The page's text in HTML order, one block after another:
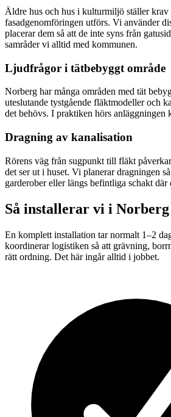
Äldre hus och hus i kulturmiljö ställer krav
fasadgenomföringen utförs. Vi använder
placerar dem så att de inte syns från
samråder vi alltid med kommunen.
Ljudfrågor i tätbebyggt område
Norberg har många områden med tät
uteslutande tystgående fläktmodeller och
det behövs. I praktiken hörs anläggningen
Dragning av kanalisation
Rörens väg från sugpunkt till fläkt
det ser ut i huset. Vi planerar dragningen
garderober eller längs befintliga schakt där
Så installerar vi i Norberg
En komplett installation tar normalt 1–2
koordinerar logistiken så att grävning,
rätt ordning. Det här ingår alltid i jobbet.